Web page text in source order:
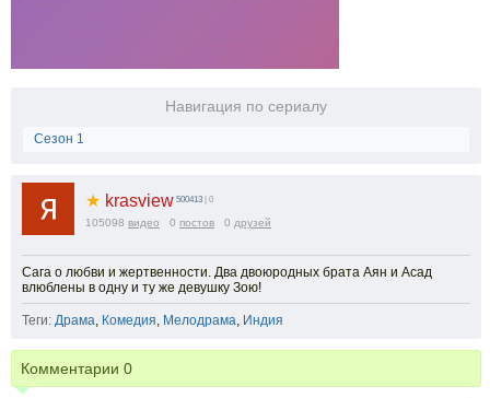
Навигация по сериалу
Сезон 1
★ krasview 500413 | 0
105098 видео 0 постов 0 друзей
Сага о любви и жертвенности. Два двоюродных брата Аян и Асад
влюблены в одну и ту же девушку Зою!
Теги: Драма Комедия Мелодрама Индия
Комментарии 0